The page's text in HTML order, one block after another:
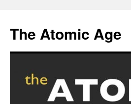
content
The Atomic Age